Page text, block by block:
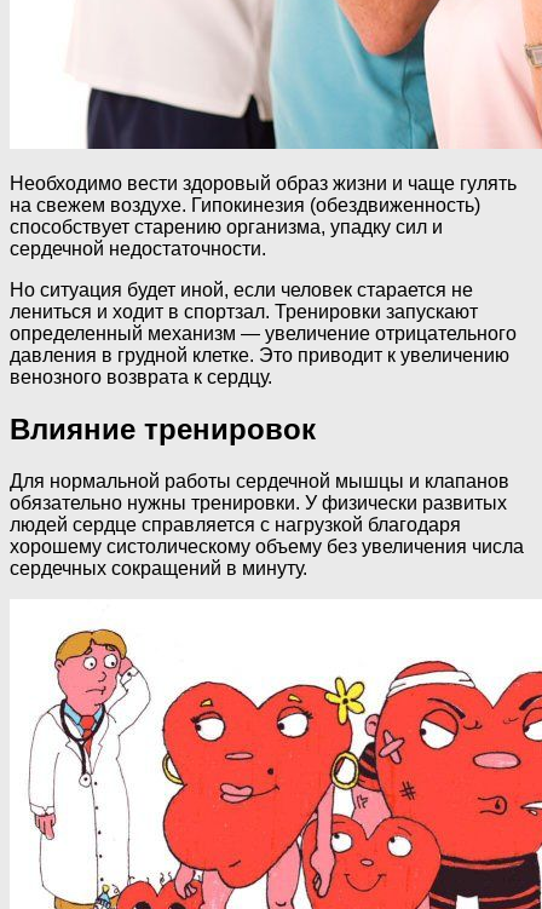
Необходимо вести здоровый образ жизни и чаще гулять
на свежем воздухе. Гипокинезия (обездвиженность)
способствует старению организма, упадку сил и
сердечной недостаточности.
Но ситуация будет иной, если человек старается не
лениться и ходит в спортзал. Тренировки запускают
определенный механизм — увеличение отрицательного
давления в грудной клетке. Это приводит к увеличению
венозного возврата к сердцу.
Влияние тренировок
Для нормальной работы сердечной мышцы и клапанов
обязательно нужны тренировки. У физически развитых
людей сердце справляется с нагрузкой благодаря
хорошему систолическому объему без увеличения числа
сердечных сокращений в минуту.